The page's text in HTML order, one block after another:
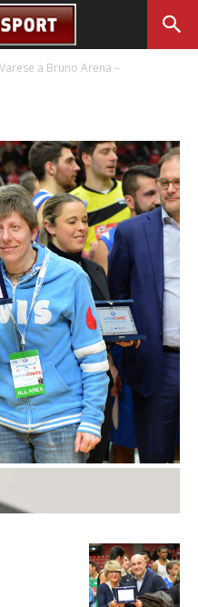
a Bruno Arena –